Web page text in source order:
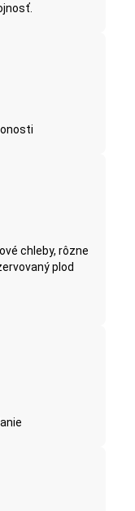
chleby, rôzne
plod